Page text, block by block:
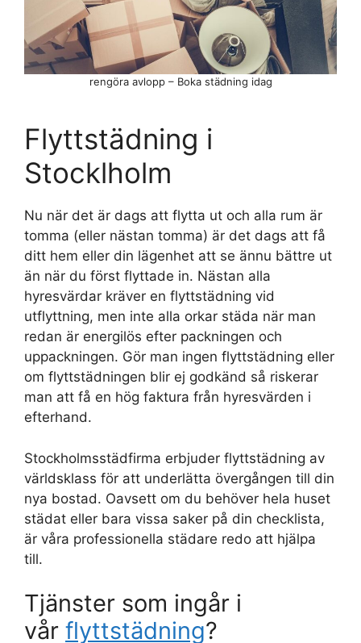
Flyttstädning i
Stocklholm
Nu när det är dags att flytta ut och alla rum är
tomma (eller nästan tomma) är det dags att få
ditt hem eller din lägenhet att se ännu bättre ut
än när du först flyttade in. Nästan alla
hyresvärdar kräver en flyttstädning vid
utflyttning, men inte alla orkar städa när man
redan är energilös efter packningen och
uppackningen. Gör man ingen flyttstädning eller
om flyttstädningen blir ej godkänd så riskerar
man att få en hög faktura från hyresvärden i
efterhand.
Stockholmsstädfirma erbjuder flyttstädning av
världsklass för att underlätta övergången till din
nya bostad. Oavsett om du behöver hela huset
städat eller bara vissa saker på din checklista,
är våra professionella städare redo att hjälpa
till.
Tjänster som ingår i
vår flyttstädning?
rengöra avlopp – Boka städning idag